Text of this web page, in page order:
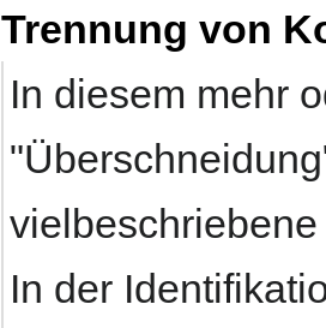
Trennung von
In diesem mehr
In der